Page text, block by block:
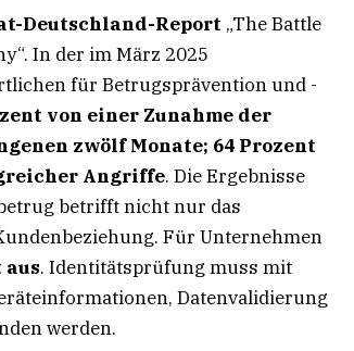
Deutschland-Report „The Battle
In der im März 2025
für Betrugsprävention und -
von einer Zunahme der
zwölf Monate; 64 Prozent
Angriffe. Die Ergebnisse
betrifft nicht nur das
Für Unternehmen
. Identitätsprüfung muss mit
Datenvalidierung
werden.